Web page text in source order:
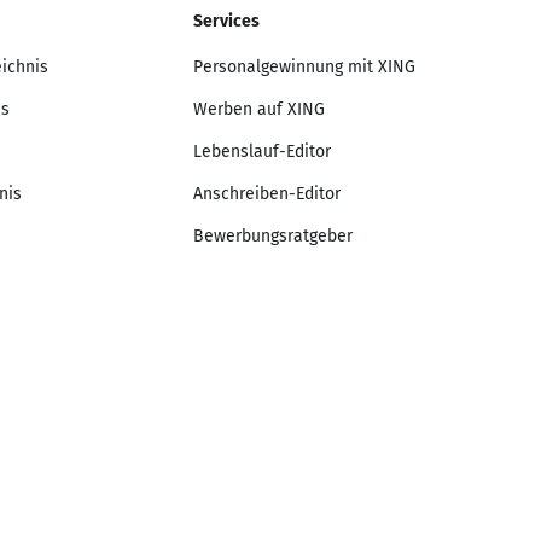
Services
Personalgewinnung mit XING
Werben auf XING
Lebenslauf-Editor
Anschreiben-Editor
Bewerbungsratgeber